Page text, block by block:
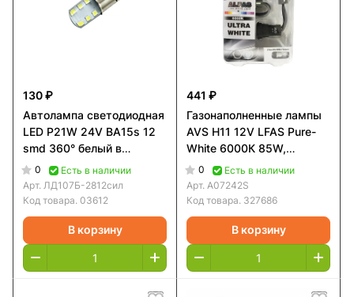
130 ₽
Автолампа светодиодная
LED P21W 24V BA15s 12
smd 360° белый в
силиконе 1156 SGW2812
0
Есть в наличии
Арт. ЛД107Б-2812сил
Код товара. 03612
В корзину
441 ₽
Газонаполненные лампы
AVS H11 12V LFAS Pure-
White 6000К 85W,
комплект 2+2 (T-10) шт.
0
Есть в наличии
Арт. A07242S
Код товара. 327686
В корзину